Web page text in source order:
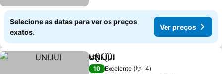
Selecione as datas para ver os preços
exatos.
Ver preços
PartilharAdicionar aos favoritos
UNIJUI
10 Excelente
4